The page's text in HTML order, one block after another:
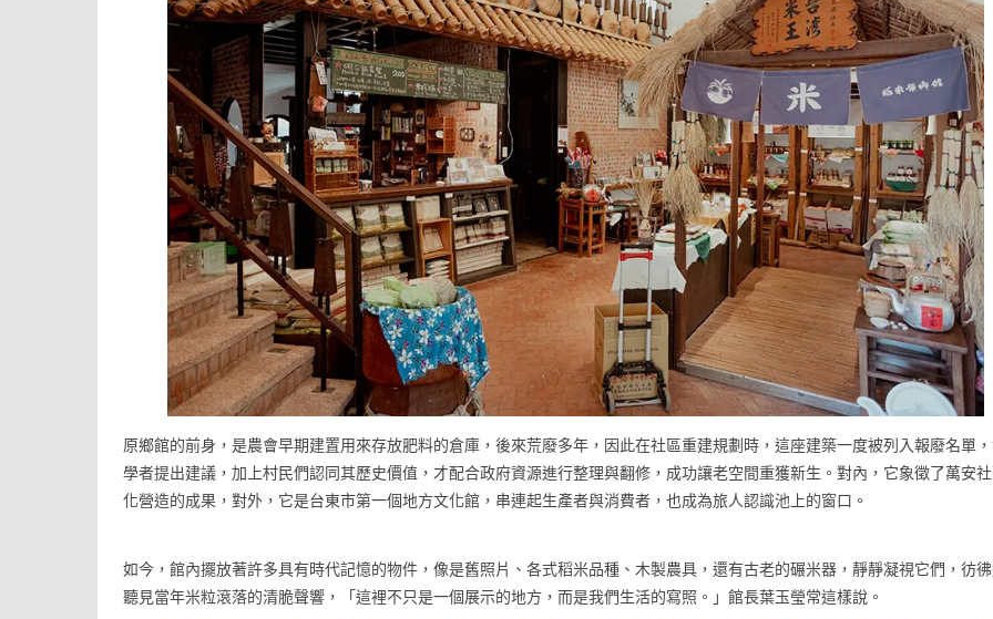
原鄉館的前身，是農會早期建置用來存放肥料的倉庫，後來荒廢多年，因此在社區重建規劃時，這座建築一度被列入報廢名單
學者提出建議，加上村民們認同其歷史價值，才配合政府資源進行整理與翻修，成功讓老空間重獲新生。對內，它象徵了萬安
化營造的成果，對外，它是台東市第一個地方文化館，串連起生產者與消費者，也成為旅人認識池上的窗口。
如今，館內擺放著許多具有時代記憶的物件，像是舊照片、各式稻米品種、木製農具，還有古老的碾米器，靜靜凝視它們，彷
聽見當年米粒滾落的清脆聲響，「這裡不只是一個展示的地方，而是我們生活的寫照。」館長葉玉瑩常這樣說。